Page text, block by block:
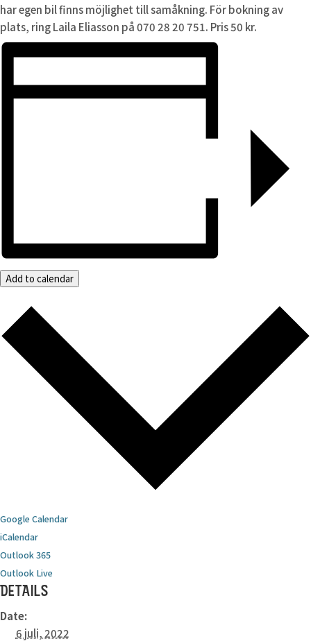
har egen bil finns möjlighet till samåkning. För bokning av
plats, ring Laila Eliasson på 070 28 20 751. Pris 50 kr.
Add to calendar
Google Calendar
iCalendar
Outlook 365
Outlook Live
DETAILS
Date:
6 juli, 2022